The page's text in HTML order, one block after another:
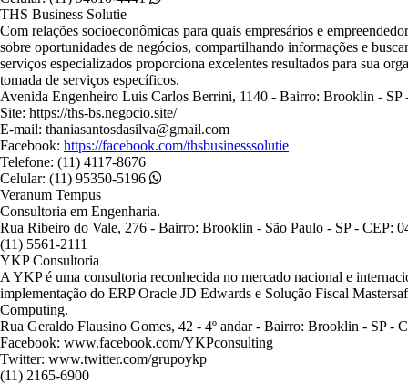
THS Business Solutie
Com relações socioeconômicas para quais empresários e
sobre oportunidades de negócios, compartilhando informações e
serviços especializados proporciona excelentes resultados para sua
tomada de serviços específicos.
Avenida Engenheiro Luis Carlos Berrini, 1140 - Bairro: Brooklin - SP
Site: https://ths-bs.negocio.site/
E-mail: thaniasantosdasilva@gmail.com
Facebook: https://facebook.com/thsbusinesssolutie
Telefone: (11) 4117-8676
Celular: (11) 95350-5196
Veranum Tempus
Consultoria em Engenharia.
Rua Ribeiro do Vale, 276 - Bairro: Brooklin - São Paulo - SP - CEP:
(11) 5561-2111
YKP Consultoria
A YKP é uma consultoria reconhecida no mercado nacional e
implementação do ERP Oracle JD Edwards e Solução Fiscal
Computing.
Rua Geraldo Flausino Gomes, 42 - 4º andar - Bairro: Brooklin - SP -
Facebook: www.facebook.com/YKPconsulting
Twitter: www.twitter.com/grupoykp
(11) 2165-6900